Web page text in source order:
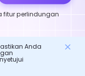
Wifi.
gunakan
fitur perlindungan
Anda